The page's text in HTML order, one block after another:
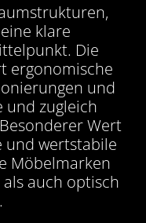
klare
Die
ergonomische
und
und zugleich
Wert
und wertstabile
Möbelmarken
auch optisch